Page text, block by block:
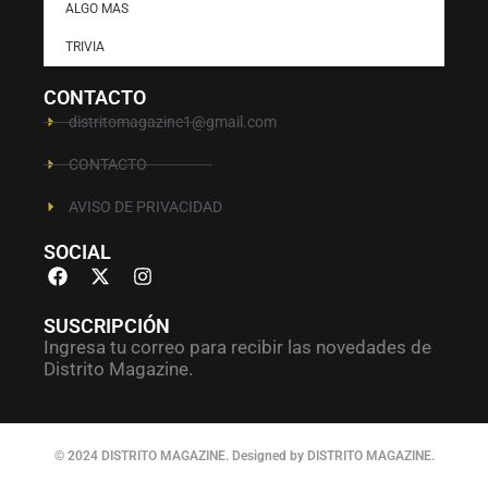
ALGO MAS
TRIVIA
CONTACTO
distritomagazine1@gmail.com
CONTACTO
AVISO DE PRIVACIDAD
SOCIAL
SUSCRIPCIÓN
Ingresa tu correo para recibir las novedades de
Distrito Magazine.
© 2024 DISTRITO MAGAZINE. Designed by DISTRITO MAGAZINE.